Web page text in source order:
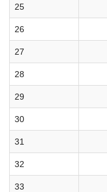
25
26
27
28
29
30
31
32
33